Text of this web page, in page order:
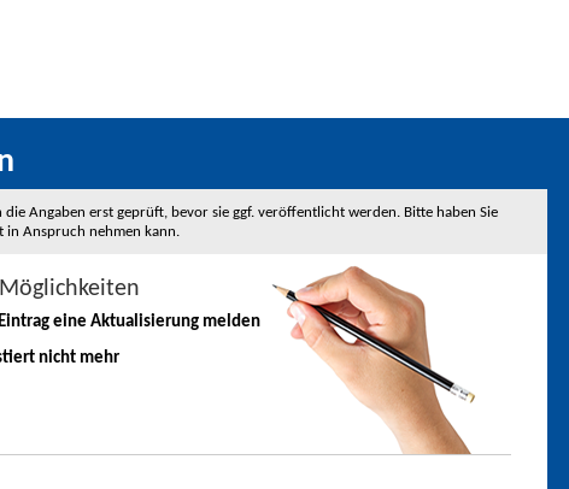
Angaben erst geprüft, bevor sie ggf. veröffentlicht werden. Bitte haben Sie
in Anspruch nehmen kann.
eine Aktualisierungmelden
nicht mehr